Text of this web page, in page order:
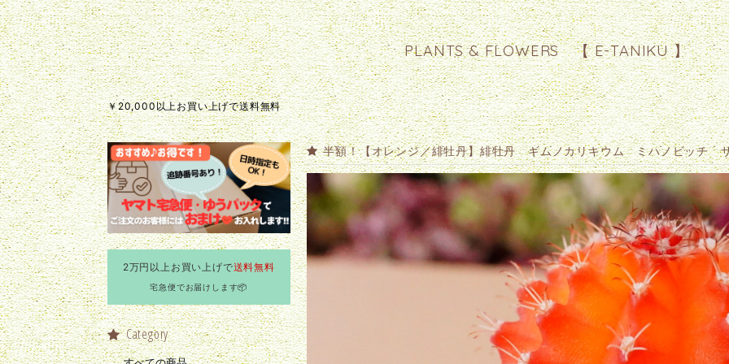
PLANTS & FLOWERS 【 E-TANIKU 】
￥20,000以上お買い上げで送料無料
2万円以上お買い上げで送料無料
宅急便でお届けします📦
Category
半額！【オレンジ／緋牡丹】緋牡丹 ギムノカリキウム ミハノビッチ